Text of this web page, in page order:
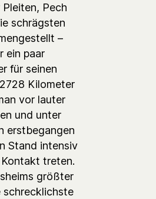
Pech
schrägsten
–
ein paar
für seinen
Kilometer
vor lauter
und unter
erstbegangen
Stand intensiv
treten.
größter
schrecklichste